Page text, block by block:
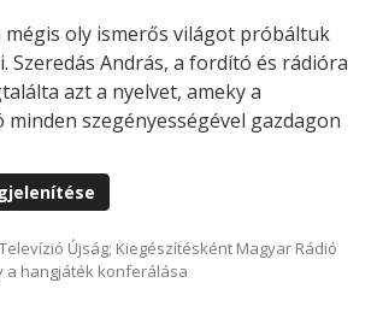
mégis oly ismerős világot próbáltuk
Szeredás András, a fordító és rádióra
azt a nyelvet, ameky a
minden szegényességével gazdagon
Újság; Kiegészítésként Magyar Rádió
a hangjáték konferálása